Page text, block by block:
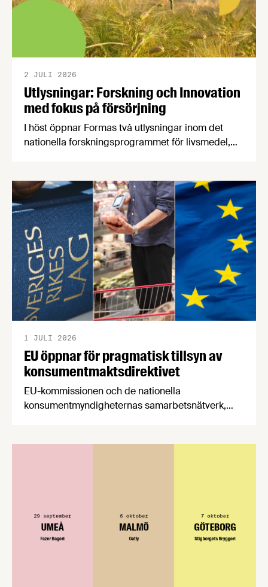
Utlysningar: Forskning och Innovation
med fokus på försörjning
2 JULI 2026
I höst öppnar Formas två utlysningar inom det
nationella forskningsprogrammet för livsmedel,
en motståndskraftig livsmedelsförsörjning", och
båda syftar till att bana väg för innovationer som
stärker Sveriges livsmedelsförsörjning.
EU öppnar för pragmatisk tillsyn av
konsumentmaktsdirektivet
1 JULI 2026
EU-kommissionen och de nationella
konsumentmyndigheternas samarbetsnätverk,